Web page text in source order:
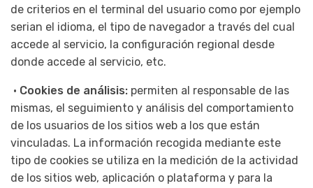
de criterios en el terminal del usuario como por ejemplo
serian el idioma, el tipo de navegador a través del cual
accede al servicio, la configuración regional desde
donde accede al servicio, etc.
• Cookies de análisis: permiten al responsable de las
mismas, el seguimiento y análisis del comportamiento
de los usuarios de los sitios web a los que están
vinculadas. La información recogida mediante este
tipo de cookies se utiliza en la medición de la actividad
de los sitios web, aplicación o plataforma y para la